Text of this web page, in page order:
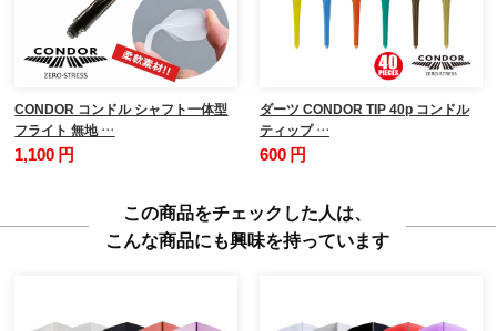
CONDOR コンドル シャフト一体型
フライト 無地 …
1,100 円
ダーツ CONDOR TIP 40p コンドル
ティップ …
600 円
この商品をチェックした人は、
こんな商品にも興味を持っています